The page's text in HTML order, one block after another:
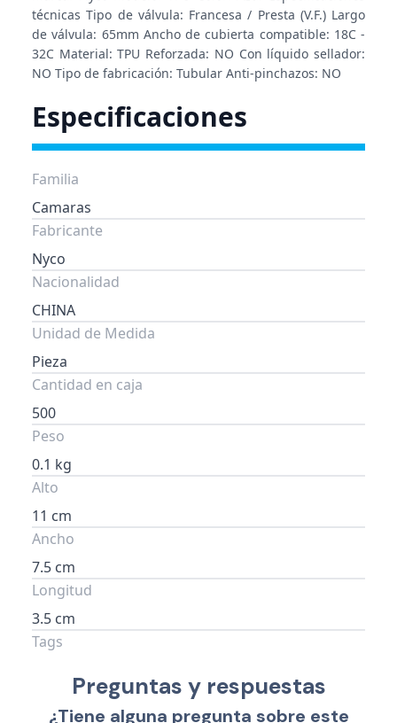
técnicas Tipo de válvula: Francesa / Presta (V.F.) Largo
de válvula: 65mm Ancho de cubierta compatible: 18C -
32C Material: TPU Reforzada: NO Con líquido sellador:
NO Tipo de fabricación: Tubular Anti-pinchazos: NO
Especificaciones
Familia
Camaras
Fabricante
Nyco
Nacionalidad
CHINA
Unidad de Medida
Pieza
Cantidad en caja
500
Peso
0.1 kg
Alto
11 cm
Ancho
7.5 cm
Longitud
3.5 cm
Tags
Preguntas y respuestas
¿Tiene alguna pregunta sobre este